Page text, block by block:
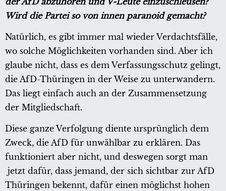
Wird die Partei so von innen paranoid gemacht?
Natürlich, es gibt immer mal wieder Verdachtsfälle,
wo solche Möglichkeiten vorhanden sind. Aber ich
glaube nicht, dass es dem Verfassungsschutz gelingt,
die AfD-Thüringen in der Weise zu unterwandern.
Das liegt einfach auch an der Zusammensetzung
der Mitgliedschaft.
Diese ganze Verfolgung diente ursprünglich dem
Zweck, die AfD für unwählbar zu erklären. Das
funktioniert aber nicht, und deswegen sorgt man
jetzt dafür, dass jemand, der sich sichtbar zur AfD
Thüringen bekennt, dafür einen möglichst hohen